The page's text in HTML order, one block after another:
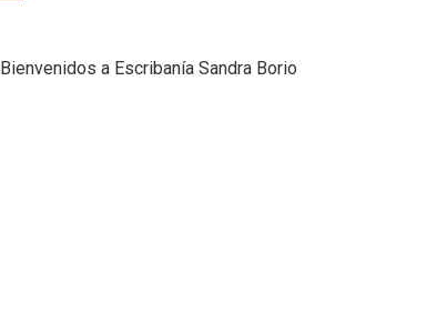
Bienvenidos a Escribanía Sandra Borio